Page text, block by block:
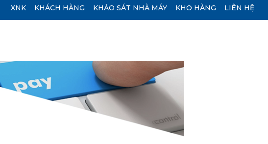
XNK KHÁCH HÀNG KHẢO SÁT NHÀ MÁY KHO HÀNG LIÊN HỆ